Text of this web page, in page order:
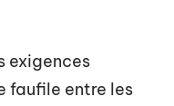
exigences
faufile entre les